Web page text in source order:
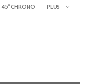
45’’ CHRONO PLUS